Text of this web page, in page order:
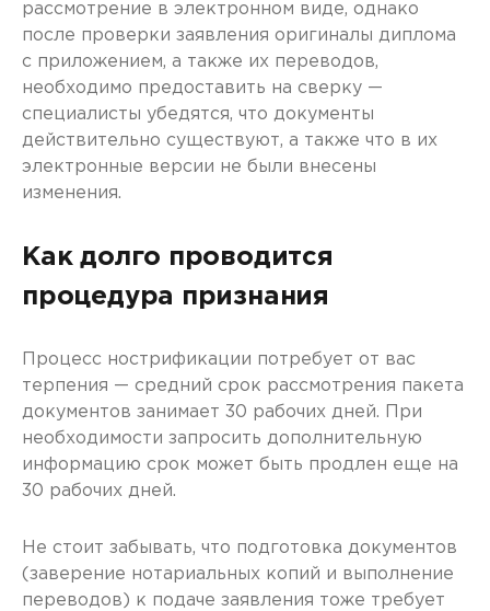
рассмотрение в электронном виде, однако
после проверки заявления оригиналы диплома
с приложением, а также их переводов,
необходимо предоставить на сверку —
специалисты убедятся, что документы
действительно существуют, а также что в их
электронные версии не были внесены
изменения.
Как долго проводится
процедура признания
Процесс нострификации потребует от вас
терпения — средний срок рассмотрения пакета
документов занимает 30 рабочих дней. При
необходимости запросить дополнительную
информацию срок может быть продлен еще на
30 рабочих дней.
Не стоит забывать, что подготовка документов
(заверение нотариальных копий и выполнение
переводов) к подаче заявления тоже требует